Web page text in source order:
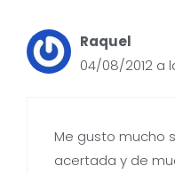
Raquel
04/08/2012 a
Me gusto mucho
acertada y de